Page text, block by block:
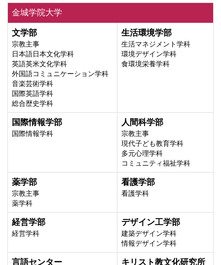
金城学院大学
文学部
宗教主事
日本語日本文化学科
英語英米文化学科
外国語コミュニケーション学科
音楽芸術学科
国際英語学科
総合歴史学科
生活環境学部
生活マネジメント学科
環境デザイン学科
食環境栄養学科
国際情報学部
国際情報学科
人間科学部
宗教主事
現代子ども教育学科
多元心理学科
コミュニティ福祉学科
薬学部
宗教主事
薬学科
看護学部
看護学科
経営学部
経営学科
デザイン工学部
建築デザイン学科
情報デザイン学科
言語センター キリスト教文化研究所